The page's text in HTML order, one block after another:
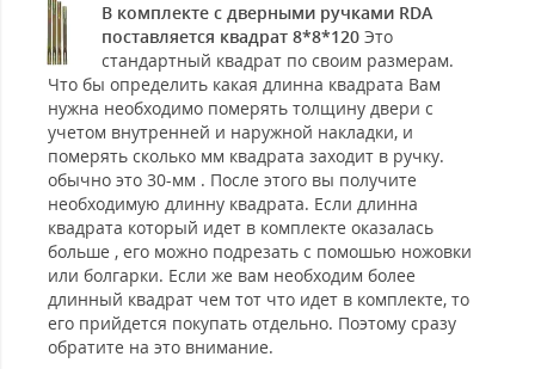
В комплекте с дверными ручками RDA
поставляется квадрат 8*8*120 Это
стандартный квадрат по своим размерам.
Что бы определить какая длинна квадрата Вам
нужна необходимо померять толщину двери с
учетом внутренней и наружной накладки, и
померять сколько мм квадрата заходит в ручку.
обычно это 30-мм . После этого вы получите
необходимую длинну квадрата. Если длинна
квадрата который идет в комплекте оказалась
больше , его можно подрезать с помошью ножовки
или болгарки. Если же вам необходим более
длинный квадрат чем тот что идет в комплекте, то
его прийдется покупать отдельно. Поэтому сразу
обратите на это внимание.